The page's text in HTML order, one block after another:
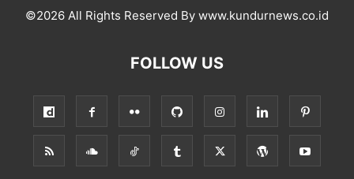
©2026 All Rights Reserved By www.kundurnews.co.id
FOLLOW US